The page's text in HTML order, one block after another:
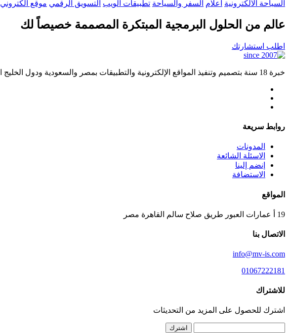
السياحة الالكترونية اعلام السفر والسياحة تطبيقات الويب التسويق الرقمي موقع الكتروني
عالم من الحلول البرمجية المبتكرة المصممة خصيصاً لك
اطلب استشارتك
خبرة 18 سنة بتصميم وتنفيذ المواقع الإلكترونية والتطبيقات بمصر والسعودية ودول الخليج العربي بما يتناسب مع كافة المجالات
روابط سريعة
المدونات
الاسئلة الشائعة
إنضم إلينا
الاستضافة
المواقع
19 أ عمارات العبور طريق صلاح سالم القاهرة مصر
الاتصال بنا
info@mv-is.com
01067222181
للاشتراك
اشترك للحصول على المزيد من التحديثات
اشترك